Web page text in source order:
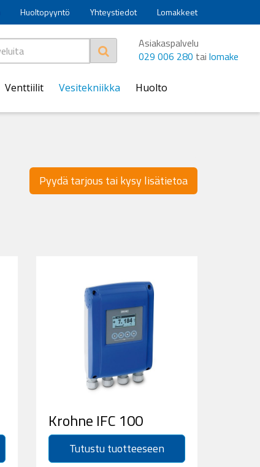
Huoltopyyntö Yhteystiedot Lomakkeet
Asiakaspalvelu
029 006 280 tai lomake
Venttiilit Vesitekniikka Huolto
Pyydä tarjous tai kysy lisätietoa
Krohne IFC 100
Tutustu tuotteeseen